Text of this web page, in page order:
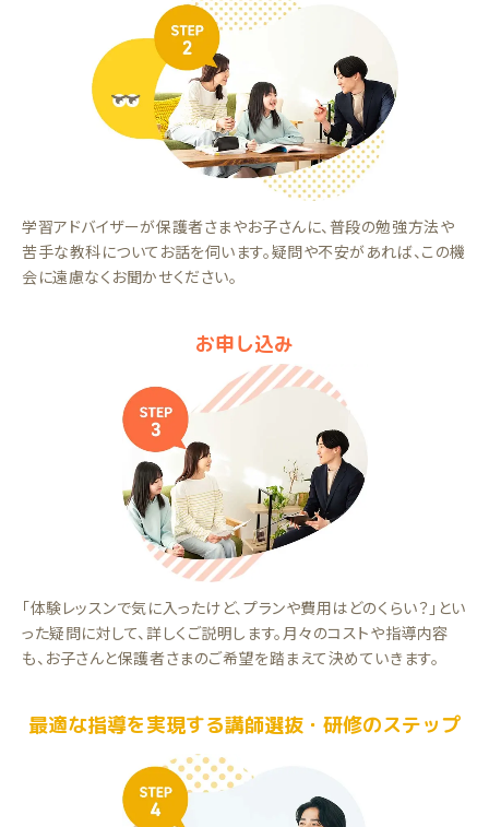
学習アドバイザーが保護者さまやお子さんに、普段の勉強方法や
苦手な教科についてお話を伺います。疑問や不安があれば、この機
会に遠慮なくお聞かせください。
お申し込み
「体験レッスンで気に入ったけど、プランや費用はどのくらい？」とい
った疑問に対して、詳しくご説明します。月々のコストや指導内容
も、お子さんと保護者さまのご希望を踏まえて決めていきます。
最適な指導を実現する講師選抜・研修のステップ